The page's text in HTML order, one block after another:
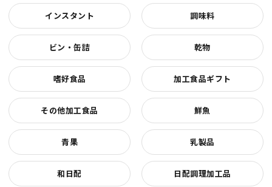
インスタント 調味料
ビン・缶詰 乾物
嗜好食品 加工食品ギフト
その他加工食品 鮮魚
青果 乳製品
和日配 日配調理加工品